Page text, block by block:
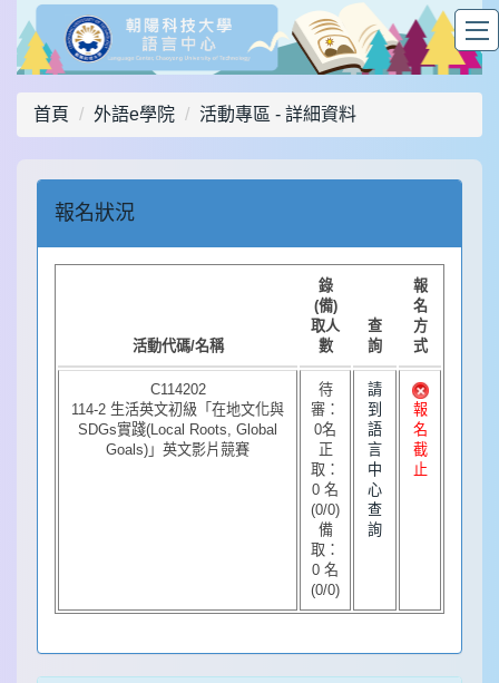
首頁 外語e學院 活動專區 - 詳細資料
報名狀況
活動代碼/名稱
錄
(備)
取人
數
查
詢
報
名
方
式
C114202
114-2 生活英文初級「在地文化與
SDGs實踐(Local Roots, Global
Goals)」英文影片競賽
待
審：
0名
正
取：
0 名
(0/0)
備
取：
0 名
(0/0)
請
到
語
言
中
心
查
詢
報
名
截
止